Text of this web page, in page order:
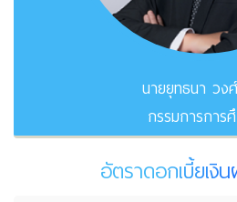
นายยุทธนา วง
กรรมการการ
อัตราดอกเบี้ยเงิ